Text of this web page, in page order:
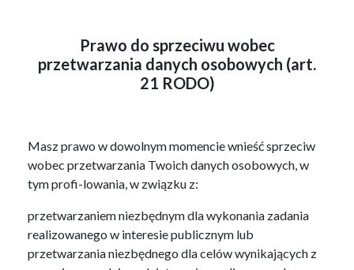
Prawo do sprzeciwu wobec
przetwarzania danych osobowych (art.
21 RODO)
Masz prawo w dowolnym momencie wnieść sprzeciw
wobec przetwarzania Twoich danych osobowych, w
tym profi-lowania, w związku z:
przetwarzaniem niezbędnym dla wykonania zadania
realizowanego w interesie publicznym lub
przetwarzania niezbędnego dla celów wynikających z